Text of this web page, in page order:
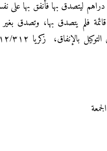
لیتصدق بها فأنفق بها علی
فلم یتصدق بها، وتصدق